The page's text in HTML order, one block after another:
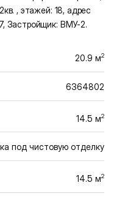
, этажей: 18, адрес
Застройщик: ВМУ-2.
20.9 м2
6364802
14.5 м2
под чистовую отделку
14.5 м2